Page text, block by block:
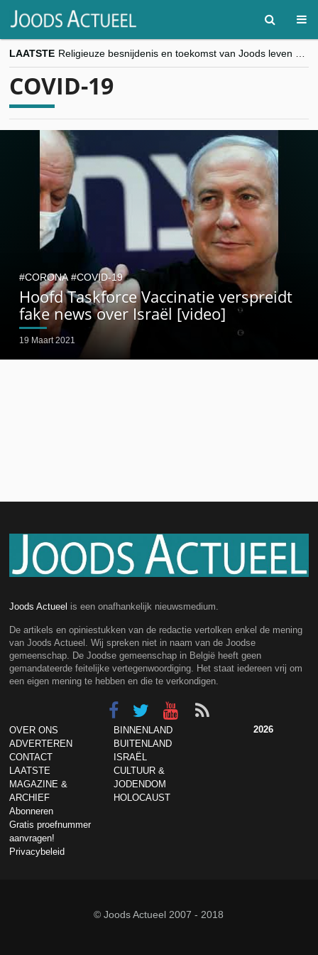
LAATSTE
“Besnijdenisdebat toont hoe moeilijk seculiere Westen minderheden begrijpt”, Jinnih Beels (Vooruit)
COVID-19
Hoofd Taskforce Vaccinatie verspreidt
fake news over Israël [video]
19 Maart 2021
CORONA COVID-19
Joods Actueel is een onafhankelijk nieuwsmedium.
De artikels en opiniestukken van de redactie vertolken enkel de mening
van Joods Actueel. Wij spreken niet in naam van de Joodse
gemeenschap. De Joodse gemeenschap in België heeft geen
gemandateerde feitelijke vertegenwoordiging. Het staat iedereen vrij om
een eigen mening te hebben en die te verkondigen.
OVER ONS
ADVERTEREN
CONTACT
LAATSTE
MAGAZINE &
ARCHIEF
Abonneren
Gratis proefnummer
aanvragen!
Privacybeleid
BINNENLAND
BUITENLAND
ISRAËL
CULTUUR &
JODENDOM
HOLOCAUST
2026
© Joods Actueel 2007 - 2018